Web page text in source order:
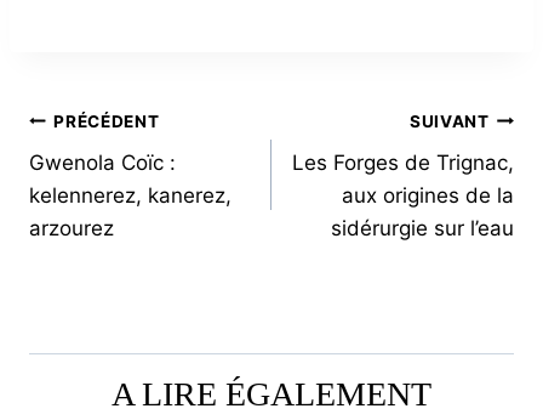
NAVIGATION
DE
L’ARTICLE
PRÉCÉDENT
Gwenola Coïc :
kelennerez, kanerez,
arzourez
SUIVANT
Les Forges de Trignac,
aux origines de la
sidérurgie sur l’eau
A LIRE ÉGALEMENT